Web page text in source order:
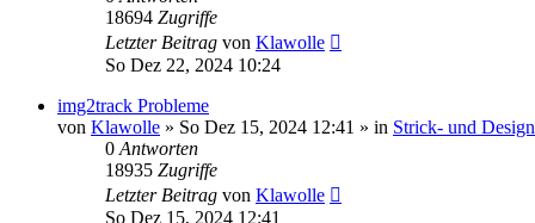
18694 Zugriffe
Letzter Beitrag von Klawolle
So Dez 22, 2024 10:24
img2track Probleme
von Klawolle » So Dez 15, 2024 12:41 » in Strick- und
0 Antworten
18935 Zugriffe
Letzter Beitrag von Klawolle
So Dez 15, 2024 12:41